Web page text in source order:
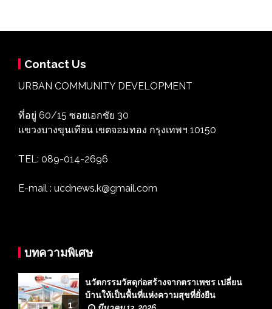
Contact Us
URBAN COMMUNITY DEVELOPMENT
ที่อยู่ 60/15 ซอยเอกชัย 30
แขวงบางขุนเทียน เขตจอมทอง กรุงเทพฯ 10150
TEL: 089-014-2696
E-mail : ucdnews.k@gmail.com
บทความพิเศษ
1
นวัตกรรมวัสดุก่อสร้างจากตราเพชร เปลี่ยน
บ้านให้เป็นพื้นที่แห่งความสุขที่ยั่งยืน